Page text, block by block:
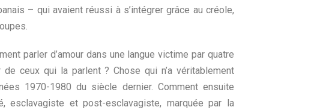
– qui avaient réussi à s’intégrer grâce au créole,
parler d’amour dans une langue victime par quatre
ceux qui la parlent ? Chose qui n’a véritablement
1970-1980 du siècle dernier. Comment ensuite
esclavagiste et post-esclavagiste, marquée par la